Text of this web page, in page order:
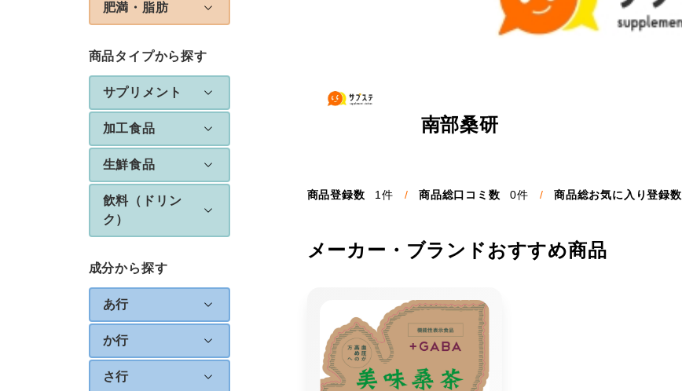
肥満・脂肪
商品タイプから探す
サプリメント
加工食品
生鮮食品
飲料（ドリン
ク）
成分から探す
あ行
か行
さ行
南部桑研
商品登録数 1件 商品総口コミ数 0件 商品総お気に入り登録数
メーカー・ブランドおすすめ商品